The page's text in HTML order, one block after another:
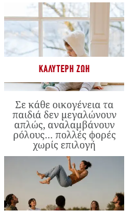
ΚΑΛΎΤΕΡΗ ΖΩΉ
Σε κάθε οικογένεια τα
παιδιά δεν μεγαλώνουν
απλώς, αναλαμβάνουν
ρόλους… πολλές φορές
χωρίς επιλογή